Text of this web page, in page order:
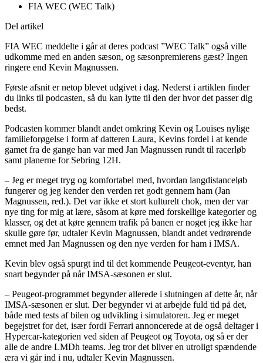
FIA WEC (WEC Talk)
Del artikel
FIA WEC meddelte i går at deres podcast ”WEC Talk” også ville
udkomme med en anden sæson, og sæsonpremierens gæst? Ingen
ringere end Kevin Magnussen.
Første afsnit er netop blevet udgivet i dag. Nederst i artiklen finder
du links til podcasten, så du kan lytte til den der hvor det passer dig
bedst.
Podcasten kommer blandt andet omkring Kevin og Louises nylige
familieforøgelse i form af datteren Laura, Kevins fordel i at kende
gamet fra de gange han var med Jan Magnussen rundt til racerløb
samt planerne for Sebring 12H.
– Jeg er meget tryg og komfortabel med, hvordan langdistanceløb
fungerer og jeg kender den verden ret godt gennem ham (Jan
Magnussen, red.). Det var ikke et stort kulturelt chok, men der var
nye ting for mig at lære, såsom at køre med forskellige kategorier og
klasser, og det at køre gennem trafik på banen er noget jeg ikke har
skulle gøre før, udtaler Kevin Magnussen, blandt andet vedrørende
emnet med Jan Magnussen og den nye verden for ham i IMSA.
Kevin blev også spurgt ind til det kommende Peugeot-eventyr, han
snart begynder på når IMSA-sæsonen er slut.
– Peugeot-programmet begynder allerede i slutningen af dette år, når
IMSA-sæsonen er slut. Der begynder vi at arbejde fuld tid på det,
både med tests af bilen og udvikling i simulatoren. Jeg er meget
begejstret for det, især fordi Ferrari annoncerede at de også deltager i
Hypercar-kategorien ved siden af Peugeot og Toyota, og så er der
alle de andre LMDh teams. Jeg tror det bliver en utroligt spændende
æra vi går ind i nu, udtaler Kevin Magnussen.